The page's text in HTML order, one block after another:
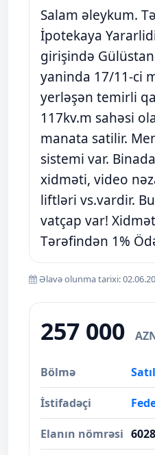
Salam əleykum.
İpotekaya
girişində
yaninda 17/11-ci
yerləşən temirli
117kv.m sahəsi
manata satilir.
sistemi var.
xidməti, video
liftləri vs.vardir.
vatçap var!
Tərəfindən 1%
Əlavə olunma tarixi:
257 000
Bölmə
İstifadəçi
Elanın nömrəsi